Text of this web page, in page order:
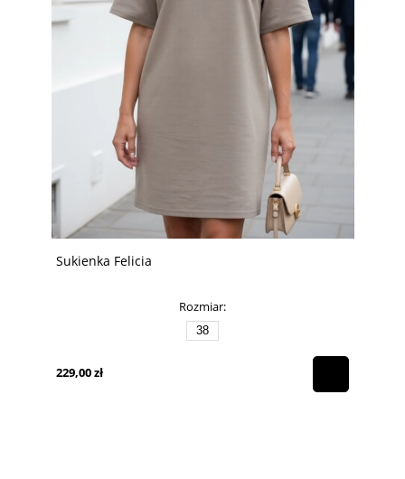
Sukienka Felicia
Rozmiar:
38
229,00 zł